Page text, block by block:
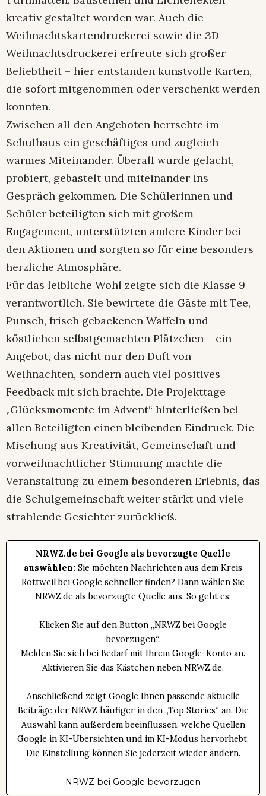
kreativ gestaltet worden war. Auch die
Weihnachtskartendruckerei sowie die 3D-
Weihnachtsdruckerei erfreute sich großer
Beliebtheit – hier entstanden kunstvolle Karten,
die sofort mitgenommen oder verschenkt werden
konnten.
Zwischen all den Angeboten herrschte im
Schulhaus ein geschäftiges und zugleich
warmes Miteinander. Überall wurde gelacht,
probiert, gebastelt und miteinander ins
Gespräch gekommen. Die Schülerinnen und
Schüler beteiligten sich mit großem
Engagement, unterstützten andere Kinder bei
den Aktionen und sorgten so für eine besonders
herzliche Atmosphäre.
Für das leibliche Wohl zeigte sich die Klasse 9
verantwortlich. Sie bewirtete die Gäste mit Tee,
Punsch, frisch gebackenen Waffeln und
köstlichen selbstgemachten Plätzchen – ein
Angebot, das nicht nur den Duft von
Weihnachten, sondern auch viel positives
Feedback mit sich brachte. Die Projekttage
„Glücksmomente im Advent“ hinterließen bei
allen Beteiligten einen bleibenden Eindruck. Die
Mischung aus Kreativität, Gemeinschaft und
vorweihnachtlicher Stimmung machte die
Veranstaltung zu einem besonderen Erlebnis, das
die Schulgemeinschaft weiter stärkt und viele
strahlende Gesichter zurückließ.
NRWZ.de bei Google als bevorzugte Quelle
auswählen: Sie möchten Nachrichten aus dem Kreis
Rottweil bei Google schneller finden? Dann wählen Sie
NRWZ.de als bevorzugte Quelle aus. So geht es:
Klicken Sie auf den Button „NRWZ bei Google
bevorzugen“.
Melden Sie sich bei Bedarf mit Ihrem Google-Konto an.
Aktivieren Sie das Kästchen neben NRWZ.de.
Anschließend zeigt Google Ihnen passende aktuelle
Beiträge der NRWZ häufiger in den „Top Stories“ an. Die
Auswahl kann außerdem beeinflussen, welche Quellen
Google in KI-Übersichten und im KI-Modus hervorhebt.
Die Einstellung können Sie jederzeit wieder ändern.
NRWZ bei Google bevorzugen